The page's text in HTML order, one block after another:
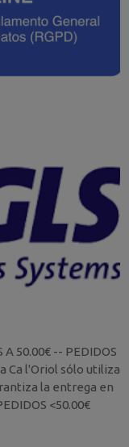
A 50.00€ -- PEDIDOS
Ca l'Oriol sólo utiliza
la entrega en
<50.00€